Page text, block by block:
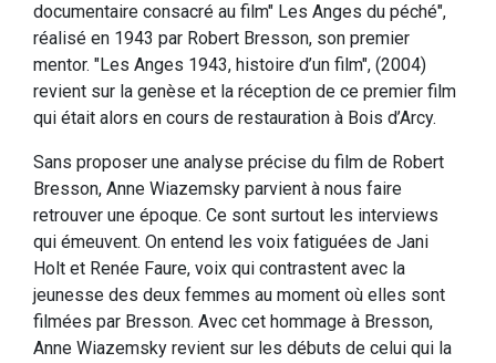
documentaire consacré au film" Les Anges du péché",
réalisé en 1943 par Robert Bresson, son premier
mentor. "Les Anges 1943, histoire d’un film", (2004)
revient sur la genèse et la réception de ce premier film
qui était alors en cours de restauration à Bois d’Arcy.
Sans proposer une analyse précise du film de Robert
Bresson, Anne Wiazemsky parvient à nous faire
retrouver une époque. Ce sont surtout les interviews
qui émeuvent. On entend les voix fatiguées de Jani
Holt et Renée Faure, voix qui contrastent avec la
jeunesse des deux femmes au moment où elles sont
filmées par Bresson. Avec cet hommage à Bresson,
Anne Wiazemsky revient sur les débuts de celui qui la